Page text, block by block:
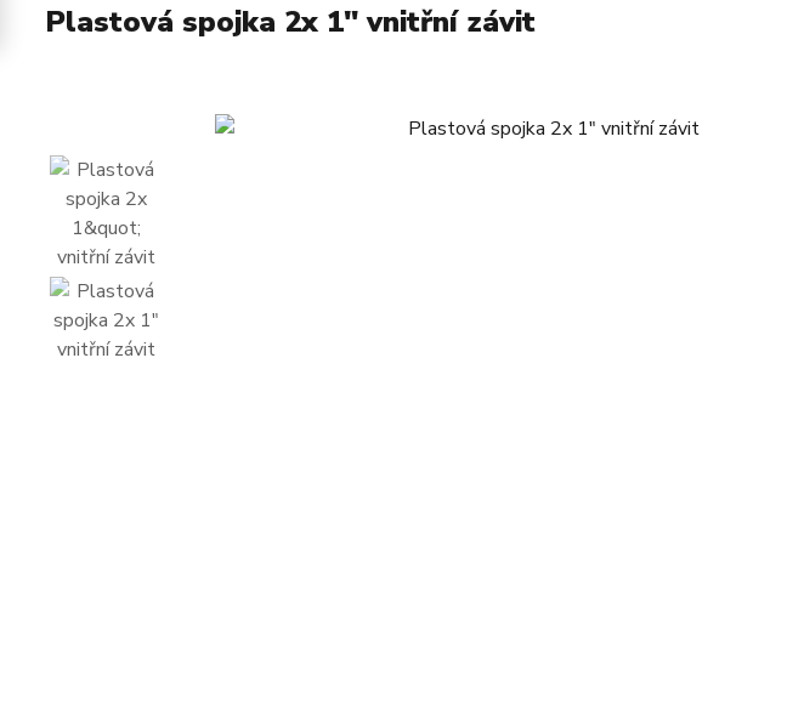
Plastová spojka 2x 1" vnitřní závit